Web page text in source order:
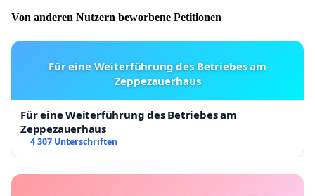
Von anderen Nutzern beworbene Petitionen
Für eine Weiterführung des Betriebes am
Zeppezauerhaus
Für eine Weiterführung des Betriebes am
Zeppezauerhaus
4 307 Unterschriften